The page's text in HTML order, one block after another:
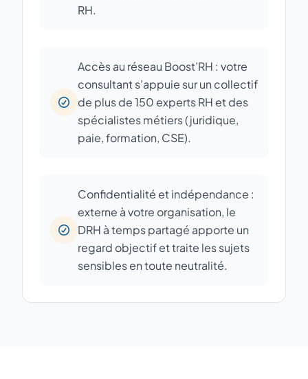
RH.
Accès au réseau Boost’RH : votre
consultant s’appuie sur un collectif
de plus de 150 experts RH et des
spécialistes métiers (juridique,
paie, formation, CSE).
Confidentialité et indépendance :
externe à votre organisation, le
DRH à temps partagé apporte un
regard objectif et traite les sujets
sensibles en toute neutralité.